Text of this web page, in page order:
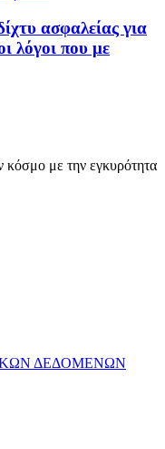
ασφαλείας για
λόγοι που με
κόσμο με την εγκυρότητα
ΔΕΔΟΜΕΝΩΝ